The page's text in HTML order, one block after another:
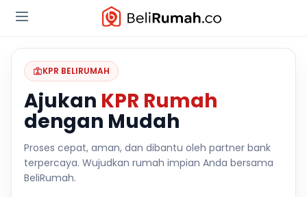
KPR BELIRUMAH
Ajukan KPR Rumah
dengan Mudah
Proses cepat, aman, dan dibantu oleh partner bank
terpercaya. Wujudkan rumah impian Anda bersama
BeliRumah.